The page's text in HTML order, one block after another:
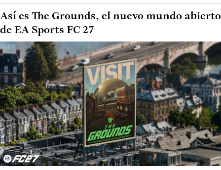
Así es The Grounds, el nuevo mundo abierto
de EA Sports FC 27